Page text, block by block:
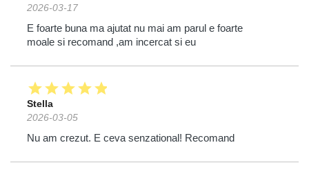
2026-03-17
E foarte buna ma ajutat nu mai am parul e foarte
moale si recomand ,am incercat si eu
starstarstarstarstar
Stella
2026-03-05
Nu am crezut. E ceva senzational! Recomand